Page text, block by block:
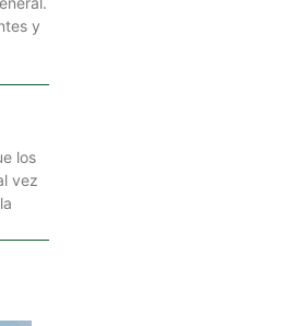
y
los
vez